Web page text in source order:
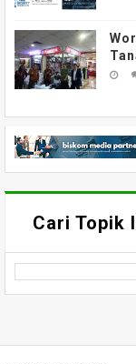
Cari Topik